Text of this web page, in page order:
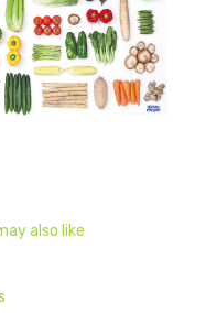
also like